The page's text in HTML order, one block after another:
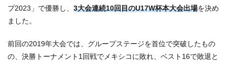
プ2023」で優勝し、 3大会連続10回目のU17W杯本大会出場を決め
ました。
前回の2019年大会では、グループステージを首位で突破したもの
の、決勝トーナメント1回戦でメキシコに敗れ、ベスト16で敗退と